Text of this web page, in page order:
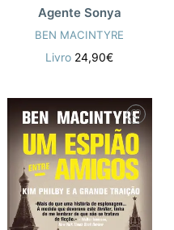
Agente Sonya
BEN MACINTYRE
Livro 24,90€